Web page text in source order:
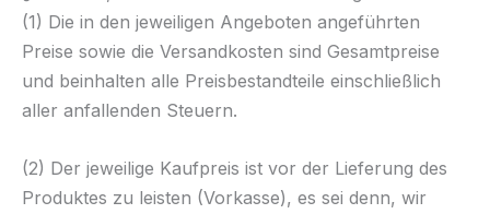
(1) Die in den jeweiligen Angeboten angeführten
Preise sowie die Versandkosten sind Gesamtpreise
und beinhalten alle Preisbestandteile einschließlich
aller anfallenden Steuern.
(2) Der jeweilige Kaufpreis ist vor der Lieferung des
Produktes zu leisten (Vorkasse), es sei denn, wir